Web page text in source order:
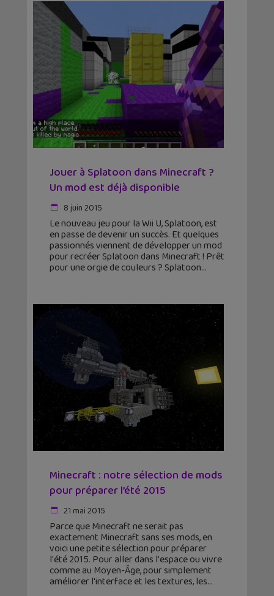
Jouer à Splatoon dans Minecraft ?
Un mod est déjà disponible
8 juin 2015
Le nouveau jeu pour la Wii U, Splatoon, est
en passe de devenir un succès. Et quelques
passionnés viennent de développer un mod
pour recréer Splatoon dans Minecraft ! Prêt
pour une orgie de couleurs ? Splatoon
Minecraft : notre sélection de mods
pour préparer l’été 2015
21 mai 2015
Parce que Minecraft ne serait pas
exactement Minecraft sans ses mods, en
voici une petite sélection pour préparer
l'été 2015. Pour aller dans l'espace ou vivre
comme au Moyen-Âge, pour simplement
améliorer l'interface et les textures, les